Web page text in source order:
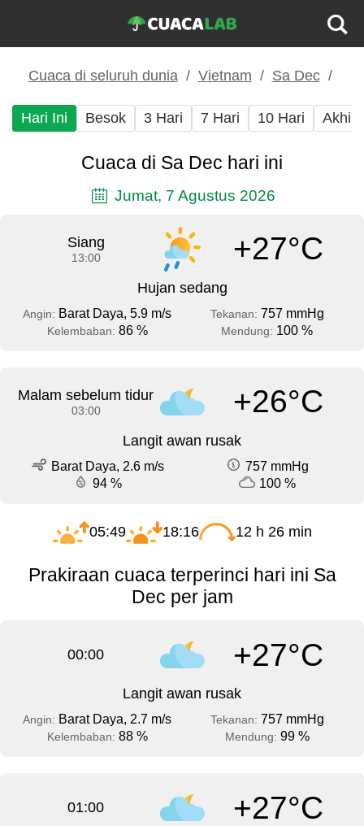
Cuaca di seluruh dunia Vietnam Sa Dec
Hari Ini Besok 3 Hari 7 Hari 10 Hari Akhir
Cuaca di Sa Dec hari ini
Jumat, 7 Agustus 2026
Siang
13:00 +27°C
Hujan sedang
Angin: Barat Daya, 5.9 m/s Tekanan: 757 mmHg
Kelembaban: 86 % Mendung: 100 %
Malam sebelum tidur
03:00 +26°C
Langit awan rusak
Barat Daya, 2.6 m/s
757 mmHg
94 %
100 %
05:49 18:16 12 h 26 min
Prakiraan cuaca terperinci hari ini Sa
Dec per jam
00:00 +27°C
Langit awan rusak
Angin: Barat Daya, 2.7 m/s Tekanan: 757 mmHg
Kelembaban: 88 % Mendung: 99 %
01:00 +27°C